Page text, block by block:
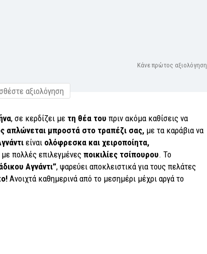
Κάνε πρώτος αξιολόγηση
αξιολόγηση
, σε κερδίζει με τη θέα του πριν ακόμα καθίσεις να
απλώνεται μπροστά στο τραπέζι σας, με τα καράβια να
είναι ολόφρεσκα και χειροποίητα,
με πολλές επιλεγμένες ποικιλίες τσίπουρου. Το
Αγνάντι”, ψαρεύει αποκλειστικά για τους πελάτες
Ανοιχτά καθημερινά από το μεσημέρι μέχρι αργά το